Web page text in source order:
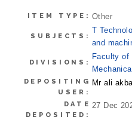
ITEM TYPE: Other
SUBJECTS:
T
and
DIVISIONS:
Faculty of
DEPOSITING
USER:
Mr ali
DATE
DEPOSITED:
27 Dec